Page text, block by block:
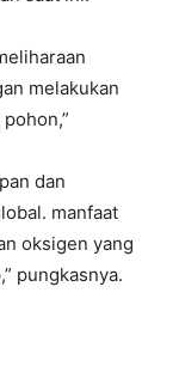
melakukan
dan
manfaat
oksigen yang
pungkasnya.